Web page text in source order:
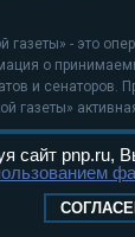
газеты» - это
о
и сенаторов.
газеты»
ресурсе
персональных
сайт pnp.ru,